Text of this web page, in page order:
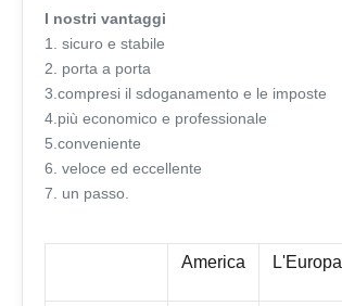
I nostri vantaggi
1. sicuro e stabile
2. porta a porta
3.compresi il sdoganamento e le imposte
4.più economico e professionale
5.conveniente
6. veloce ed eccellente
7. un passo.
America L'Europa